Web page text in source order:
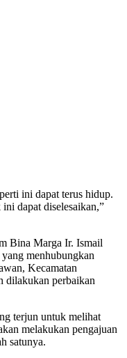
ini dapat terus hidup.
dapat diselesaikan,”
Bina Marga Ir. Ismail
menhubungkan
Kecamatan
dilakukan perbaikan
terjun untuk melihat
melakukan pengajuan
satunya.